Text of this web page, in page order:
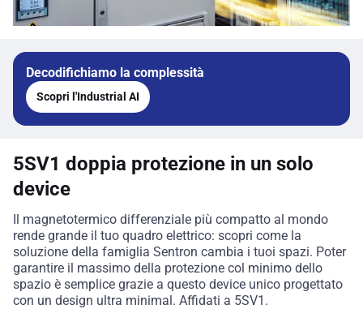
Decodifichiamo la complessità
Scopri l'Industrial AI
5SV1 doppia protezione in un solo
device
Il magnetotermico differenziale più compatto al mondo
rende grande il tuo quadro elettrico: scopri come la
soluzione della famiglia Sentron cambia i tuoi spazi. Poter
garantire il massimo della protezione col minimo dello
spazio è semplice grazie a questo device unico progettato
con un design ultra minimal. Affidati a 5SV1.